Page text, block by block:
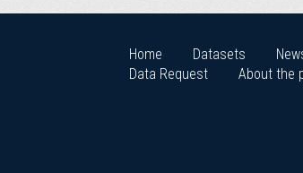
Home Datasets
Data Request
About the